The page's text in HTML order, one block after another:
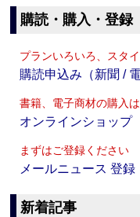
購読・購入・登録
プランいろいろ、スタ
購読申込み（新聞 / 電
書籍、電子商材の購入
オンラインショップ
まずはご登録ください
メールニュース 登録
新着記事